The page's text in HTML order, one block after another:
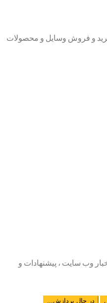
و فروش وسایل و محصولات
وب سایت ، پیشنهادات و